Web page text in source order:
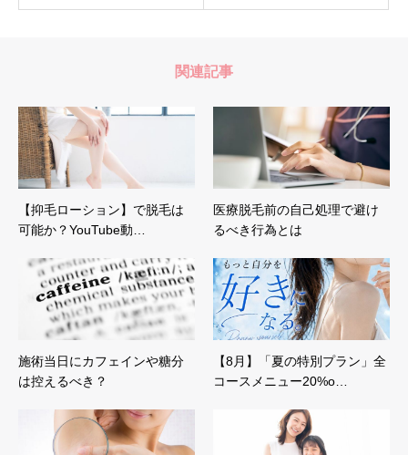
関連記事
【抑毛ローション】で脱毛は
可能か？YouTube動…
医療脱毛前の自己処理で避け
るべき行為とは
施術当日にカフェインや糖分
は控えるべき？
【8月】「夏の特別プラン」全
コースメニュー20%o…